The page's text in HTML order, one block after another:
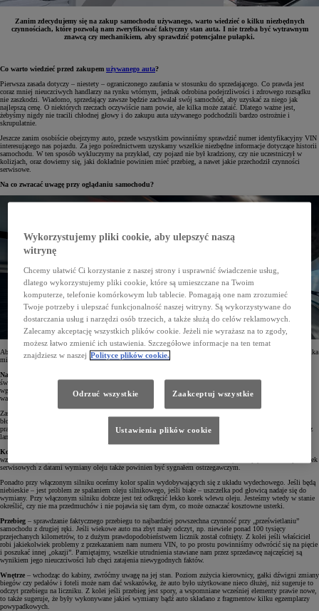
Zanim zdecydujemy się na zakup samochodu używanego, warto wiedzieć o kilku niezbędnych
czynnościach, które pozwolą nam zweryfikować faktyczny stan auta. I nie trzeba być wytrawnym
znawcą czy mechanikiem, aby sprawdzić potencjalne pułapki.
Co warto wiedzieć przed zakupem używanego auta?
Pierwsza zasada dotyczy – niestety – ograniczonego zaufania w stosunku do sprzedającego. Co prawda jest
coraz mniej nieuczciwych handlarzy na rynku wtórnym, jednak odrobina podejrzliwości i zdrowego rozsądku
nie zaszkodzi. Wiadomo, sprzedający zawsze będzie zachwalał swój samochód, aby uzyskać za niego jak
najlepszą cenę. O niektórych rzeczach oczywiście nam powie, ale kilka może zataić. Dlatego ważne jest,
żebyśmy nigdy nie tracili chłodnej głowy i do zakupu auta używanego podchodzili bardzo ostrożnie i
skrupulatnie.
Jeszcze zanim osobiście obejrzymy auto, przede wszystkim powinniśmy sprawdzić numer identyfikacyjny VIN
interesującego nas pojazdu. Za jego pośrednictwem uzyskamy wszelkie niezbędne informacje dotyczące historii
samochodu. W ten sposób wykluczymy na przykład, czy pojazd nie był kradziony, czy nie uczestniczył w
kolizjach, oraz dowiemy się, jaki dokładnie powinien mieć przebieg, a nawet jakie przechodził czynności
serwisowe.
Na co zwracać uwagę przy oglądaniu samochodu?
Aby wyczerpująco odpowiedzieć na to pytanie, w zasadzie trzeba by powiedzieć: na wszystko. Jest jednak kilka
miejsc, na które koniecznie powinniśmy spojrzeć. Oto najważniejsze z nich.
Nadwozie
świadczyć o tym, że ktoś próbował ukryć zły stan karoserii. Dodatkowo warto zwrócić uwagę na wszelkie
wgniecenia i zarysowania na nadwoziu, bo często się zdarza, że takie – na pierwszy rzut oka – nawet drobne
wady mogą być pozostałością po kolizji.
Zastanawiać powinny także nierówności w spasowaniu niektórych elementów nadwozia, na przykład między
błotnikami a pokrywą silnika czy tylną klapą bagażnika. Jeśli zauważymy takie nieprawidłowości,
prawdopodobnie jest to skutek napraw powypadkowych. Dodatkowo warto przyjrzeć się przedniej szybie oraz
lampom, czy nie były wymieniane, a jeśli tak, to spytać dlaczego.
Komora silnika
wzmóc naszą czujność. Może to oznaczać, że właściciel chciał ukryć nadmierne wycieki płynów. Brak plakietek
serwisowych z datami wymiany oleju także powinien być sygnałem ostrzegawczym.
Ponadto przy włączonym silniku oceńmy kolor spalin wydobywających się z układu wydechowego. Jeśli będą
niebieskie – jest problem ze spalaniem oleju silnikowego, jeśli białe – uszczelka pod głowicą nadaje się do
wymiany. Przy włączonym silniku dobrze jest też odkręcić lekko korek wlewu oleju. Jesteśmy wtedy w stanie
określić, czy nie ma przedmuchów i nie pojawia się tam dym, co może oznaczać kosztowne usterki.
Przebieg – sprawdzanie faktycznego przebiegu to najbardziej powszechna czynność przy „prześwietlaniu”
samochodu z drugiej ręki. Jeśli wiekowe auto ma zbyt mały odczyt, np. niewiele ponad 100 tysięcy
przejechanych kilometrów, to z dużym prawdopodobieństwem licznik został cofnięty. Z kolei jeśli właściciel
robi jakiekolwiek problemy z przekazaniem nam numeru VIN, to po prostu powinniśmy odwrócić się na pięcie
i poszukać innej „okazji”. Pamiętajmy, wszelkie utrudnienia stawiane nam przez sprzedawcę najczęściej są
wynikiem jego nieuczciwości lub chęci zatajenia niewygodnych faktów.
Wnętrze – wchodząc do kabiny, zwróćmy uwagę na jej stan. Poziom zużycia kierownicy, gałki dźwigni zmiany
biegów czy pedałów i foteli może nam dać wskazówkę, że auto było użytkowane nieco dłużej, niż sugeruje to
odczyt przebiegu na liczniku. Z kolei jeśli przebieg jest spory, a wspomniane wcześniej elementy prawie nowe,
to także sugeruje, że były wykonywane jakieś wymiany bądź auto składano z fragmentow kilku egzemplarzy
powypadkowych.
Wykorzystujemy pliki cookie, aby ulepszyć naszą
witrynę
Chcemy ułatwić Ci korzystanie z naszej strony i usprawnić świadczenie usług,
dlatego wykorzystujemy pliki cookie, które są umieszczane na Twoim
komputerze, telefonie komórkowym lub tablecie. Pomagają one nam zrozumieć
Twoje potrzeby i ulepszać funkcjonalność naszej witryny. Są wykorzystywane do
dostarczania usług i narzędzi osób trzecich, a także służą do celów reklamowych.
Zalecamy akceptację wszystkich plików cookie. Jeżeli nie wyrażasz na to zgody,
możesz łatwo zmienić ich ustawienia. Szczegółowe informacje na ten temat
znajdziesz w naszej Polityce plików cookie.
Odrzuć wszystkie Zaakceptuj wszystkie
Ustawienia plików cookie